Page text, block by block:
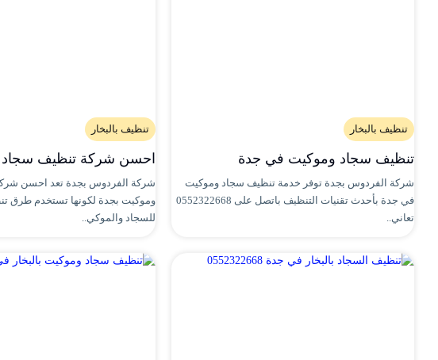
تنظيف بالبخار
تنظيف سجاد وموكيت في جدة
شركة الفردوس بجدة توفر خدمة تنظيف سجاد وموكيت
في جدة بأحدث تقنيات التنظيف باتصل على 0552322668
تعاني..
تنظيف بالبخار
احسن شركة تنظيف سجاد
شركة الفردوس بجدة تعد احسن
وموكيت بجدة لكونها تستخدم طرق
للسجاد والموكي..